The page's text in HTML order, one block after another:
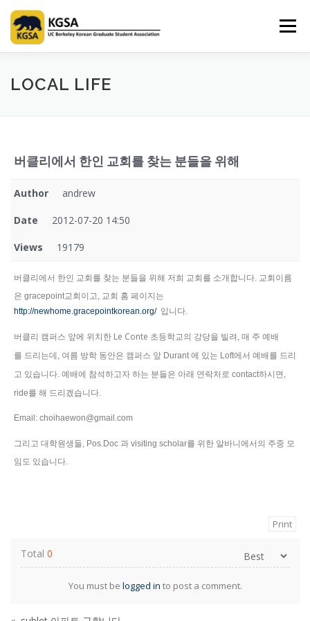
content
Menu
HOME ABOUT US
LOCAL LIFE
버클리에서 한인 교회를 찾는 분들을 위해
Author andrew
Date 2012-07-20 14:50
Views 19179
버클리에서 한인 교회를 찾는 분들을 위해 저희 교회를 소개합니다. 교회이름
은 gracepoint교회이고, 교회 홈 페이지는
http://newhome.gracepointkorean.org/ 입니다.
버클리 캠퍼스 앞에 위치한 Le Conte 초등학교의 강당을 빌려, 매 주 예배
를 드리는데 , 여름 방학 동안은 캠퍼스 앞 Durant 에 있는 Loft에서 예배를 드리
고 있습니다. 예배에 참석하고자 하는 분들은 아래 연락처로 contact하시면 ,
ride를 해 드리겠습니다.
Email: choihaewon@gmail.com
그리고 대학원생들, Pos.Doc 과 visiting scholar를 위한 알바니에서의 주중 모
임도 있습니다.
Print
Total 0
You must be logged in to post a comment.